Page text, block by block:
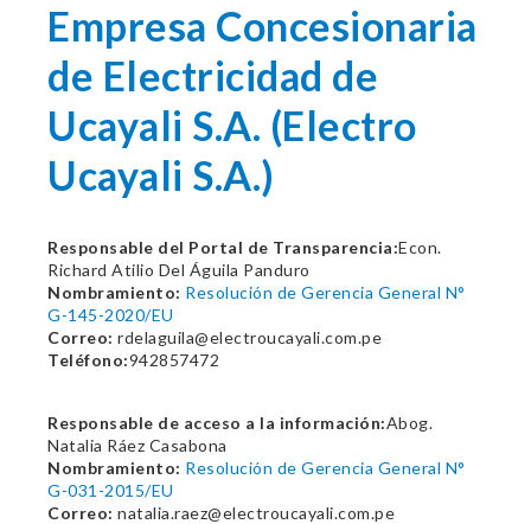
Empresa Concesionaria
de Electricidad de
Ucayali S.A. (Electro
Ucayali S.A.)
Responsable del Portal de Transparencia:Econ.
Richard Atilio Del Águila Panduro
Nombramiento: Resolución de Gerencia General N°
G-145-2020/EU
Correo: rdelaguila@electroucayali.com.pe
Teléfono:942857472
Responsable de acceso a la información:Abog.
Natalia Ráez Casabona
Nombramiento: Resolución de Gerencia General N°
G-031-2015/EU
Correo: natalia.raez@electroucayali.com.pe